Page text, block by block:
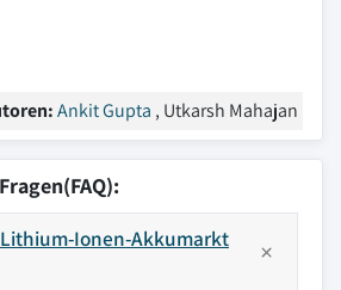
Ankit Gupta , Utkarsh Mahajan
Ionen-Akkumarkt